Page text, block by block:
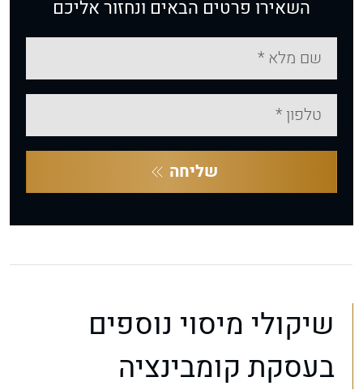
השאירו פרטים הבאים ונחזור אליכם
שליחה
שיקולי מיסוי נוספים
בעסקת קומבינציה